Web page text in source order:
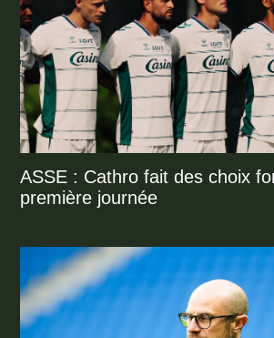
ASSE : Cathro fait des choix
première journée